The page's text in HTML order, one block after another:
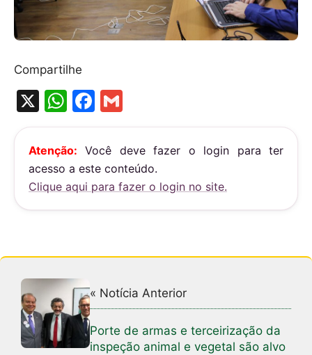
Compartilhe
X
W
h
at
s
A
p
F
a
c
e
b
o
k
m
ai
l
Atenção: Você deve fazer o login para ter
acesso a este conteúdo.
Clique aqui para fazer o login no site.
« Notícia Anterior
Porte de armas e terceirização da
inspeção animal e vegetal são alvo